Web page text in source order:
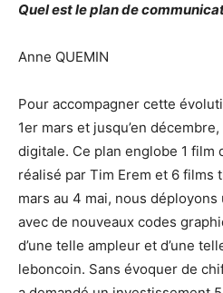
Quel est le plan de
Anne QUEMIN
Pour accompagner cette
1er mars et jusqu’en
digitale. Ce plan englobe 1 film
réalisé par Tim Erem et 6 films
mars au 4 mai, nous déployons
avec de nouveaux codes
d’une telle ampleur et d’une
leboncoin. Sans évoquer de